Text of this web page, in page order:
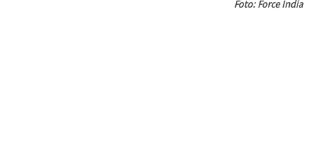
Foto: Force India